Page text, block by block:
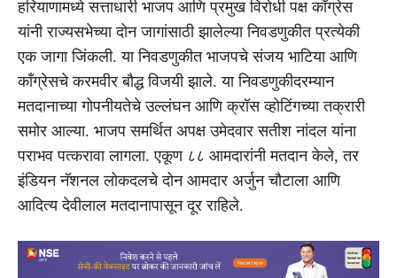
हरियाणामध्ये सत्ताधारी भाजप आणि प्रमुख विरोधी पक्ष काँग्रेस
यांनी राज्यसभेच्या दोन जागांसाठी झालेल्या निवडणुकीत प्रत्येकी
एक जागा जिंकली. या निवडणुकीत भाजपचे संजय भाटिया आणि
काँग्रेसचे करमवीर बौद्ध विजयी झाले. या निवडणुकीदरम्यान
मतदानाच्या गोपनीयतेचे उल्लंघन आणि क्रॉस व्होटिंगच्या तक्रारी
समोर आल्या. भाजप समर्थित अपक्ष उमेदवार सतीश नांदल यांना
पराभव पत्करावा लागला. एकूण ८८ आमदारांनी मतदान केले, तर
इंडियन नॅशनल लोकदलचे दोन आमदार अर्जुन चौटाला आणि
आदित्य देवीलाल मतदानापासून दूर राहिले.